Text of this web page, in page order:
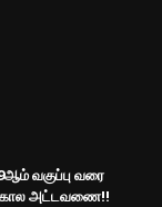
வகுப்பு வரை
கால அட்டவணை!!